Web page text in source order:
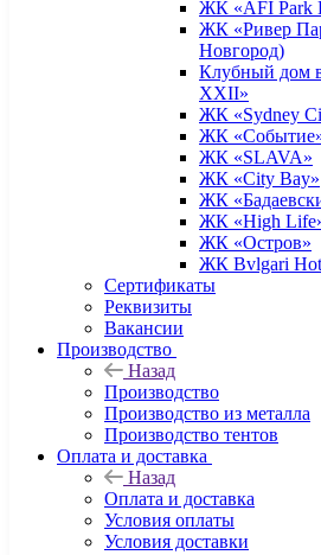
ЖК «AFI Park
ЖК «Ривер
Новгород)
Клубный дом
XXII»
ЖК «Sydney
ЖК
ЖК «SLAVA»
ЖК «City Bay»
ЖК
ЖК «High
ЖК «Остров»
ЖК Bvlgari
Сертификаты
Реквизиты
Вакансии
Производство
Назад
Производство
Производство из металла
Производство тентов
Оплата и доставка
Назад
Оплата и доставка
Условия оплаты
Условия доставки